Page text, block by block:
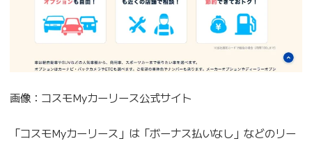
画像：コスモMyカーリース公式サイト
「コスモMyカーリース」は「ボーナス払いなし」などのリー